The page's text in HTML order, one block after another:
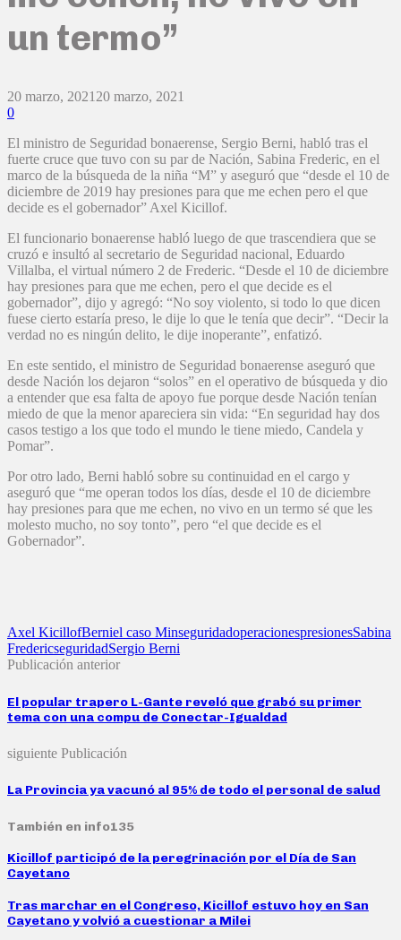
un termo”
20 marzo, 2021 20 marzo, 2021
0
El ministro de Seguridad bonaerense, Sergio Berni, habló tras el
fuerte cruce que tuvo con su par de Nación, Sabina Frederic, en el
marco de la búsqueda de la niña “M” y aseguró que “desde el 10 de
diciembre de 2019 hay presiones para que me echen pero el que
decide es el gobernador” Axel Kicillof.
El funcionario bonaerense habló luego de que trascendiera que se
cruzó e insultó al secretario de Seguridad nacional, Eduardo
Villalba, el virtual número 2 de Frederic. “Desde el 10 de diciembre
hay presiones para que me echen, pero el que decide es el
gobernador”, dijo y agregó: “No soy violento, si todo lo que dicen
fuese cierto estaría preso, le dije lo que le tenía que decir”. “Decir la
verdad no es ningún delito, le dije inoperante”, enfatizó.
En este sentido, el ministro de Seguridad bonaerense aseguró que
desde Nación los dejaron “solos” en el operativo de búsqueda y dio
a entender que esa falta de apoyo fue porque desde Nación tenían
miedo de que la menor apareciera sin vida: “En seguridad hay dos
casos testigo a los que todo el mundo le tiene miedo, Candela y
Pomar”.
Por otro lado, Berni habló sobre su continuidad en el cargo y
aseguró que “me operan todos los días, desde el 10 de diciembre
hay presiones para que me echen, no vivo en un termo sé que les
molesto mucho, no soy tonto”, pero “el que decide es el
Gobernador”.
Axel KicillofBerniel caso MinseguridadoperacionespresionesSabina
FredericseguridadSergio Berni
Publicación anterior
El popular trapero L-Gante reveló que grabó su primer
tema con una compu de Conectar-Igualdad
siguiente Publicación
La Provincia ya vacunó al 95% de todo el personal de salud
También en info135
Kicillof participó de la peregrinación por el Día de San
Cayetano
Tras marchar en el Congreso, Kicillof estuvo hoy en San
Cayetano y volvió a cuestionar a Milei